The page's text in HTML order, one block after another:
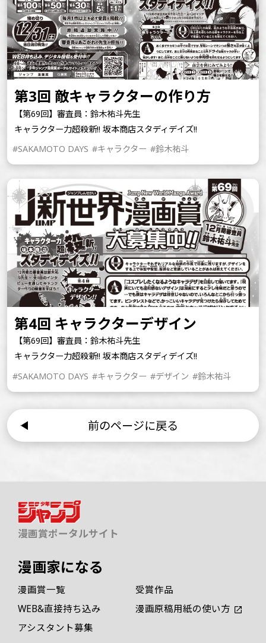
第3回 敵キャラクターの作り方
【第69回】審査員：鈴木祐斗先生
キャラクター力超殺新!! 坂本商店スタディデイズ!!
#SAKAMOTO DAYS #キャラクター #鈴木祐斗
第4回 キャラクターデザイン
【第69回】審査員：鈴木祐斗先生
キャラクター力超殺新!! 坂本商店スタディデイズ!!
#SAKAMOTO DAYS #キャラクター #デザイン #鈴木祐斗
前のページに戻る
漫画賞ポータルサイト
漫画家になる
漫画賞一覧
受賞作品
WEB&直接持ち込み
漫画原稿用紙の使い方
アシスタント募集